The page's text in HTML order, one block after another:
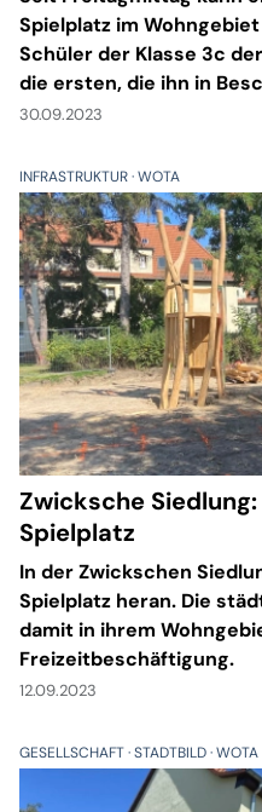
Spielplatz im
Schüler der Klasse 3c
die ersten, die ihn in
30.09.2023
INFRASTRUKTUR WOTA
Zwicksche
Spielplatz
In der Zwickschen
Spielplatz heran. Die
damit in ihrem
Freizeitbeschäftigung.
12.09.2023
GESELLSCHAFT STADTBILD WOTA